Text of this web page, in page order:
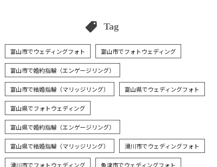
Tag
富山市でウェディングフォト 富山市でフォトウェディング
富山市で婚約指輪（エンゲージリング）
富山市で結婚指輪（マリッジリング） 富山県でウェディングフォト
富山県でフォトウェディング
富山県で婚約指輪（エンゲージリング）
富山県で結婚指輪（マリッジリング） 滑川市でウェディングフォト
滑川市でフォトウェディング 魚津市でウェディングフォト